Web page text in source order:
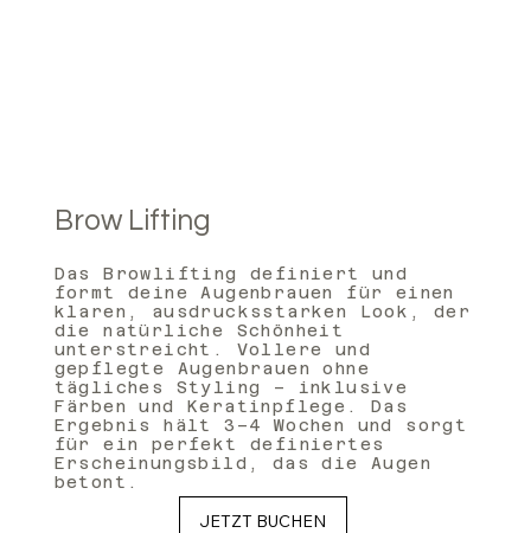
Brow Lifting
Das Browlifting definiert und
formt deine Augenbrauen für einen
klaren, ausdrucksstarken Look, der
die natürliche Schönheit
unterstreicht. Vollere und
gepflegte Augenbrauen ohne
tägliches Styling – inklusive
Färben und Keratinpflege. Das
Ergebnis hält 3–4 Wochen und sorgt
für ein perfekt definiertes
Erscheinungsbild, das die Augen
betont.
JETZT BUCHEN